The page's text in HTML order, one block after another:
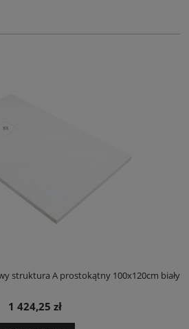
struktura A prostokątny 100x120cm biały
1 424,25 zł